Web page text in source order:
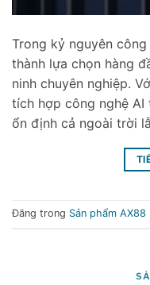
Trong kỷ nguyên
thành lựa chọn hàng
ninh chuyên nghiệp.
tích hợp công nghệ AI
ổn định cả ngoài trời
Đăng trong Sản phẩm AX88